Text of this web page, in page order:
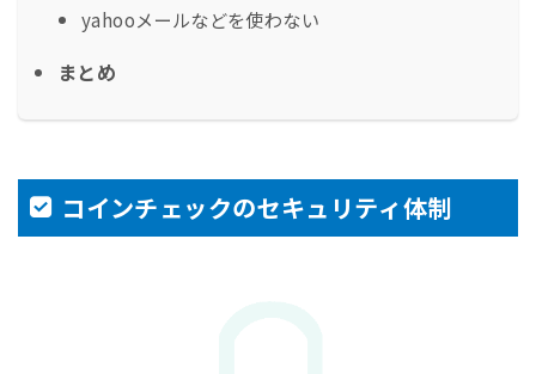
yahooメールなどを使わない
まとめ
コインチェックのセキュリティ体制